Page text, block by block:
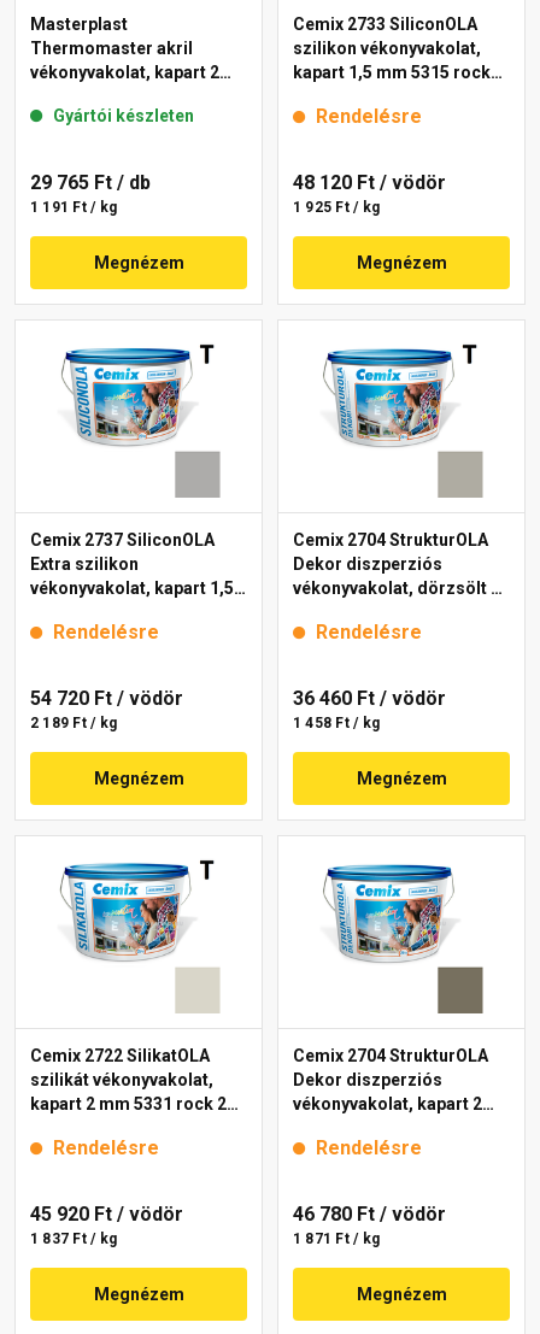
Masterplast
Thermomaster akril
vékonyvakolat, kapart 2
Gyártói készleten
29 765 Ft / db
1 191 Ft / kg
Megnézem
Cemix 2733 SiliconOLA
szilikon vékonyvakolat,
kapart 1,5 mm 5315 rock
Rendelésre
48 120 Ft / vödör
1 925 Ft / kg
Megnézem
Cemix 2737 SiliconOLA
Extra szilikon
vékonyvakolat, kapart 1,5
Rendelésre
54 720 Ft / vödör
2 189 Ft / kg
Megnézem
Cemix 2704 StrukturOLA
Dekor diszperziós
vékonyvakolat, dörzsölt 2
Rendelésre
36 460 Ft / vödör
1 458 Ft / kg
Megnézem
Cemix 2722 SilikatOLA
szilikát vékonyvakolat,
kapart 2 mm 5331 rock 25
Rendelésre
45 920 Ft / vödör
1 837 Ft / kg
Megnézem
Cemix 2704 StrukturOLA
Dekor diszperziós
vékonyvakolat, kapart 2
Rendelésre
46 780 Ft / vödör
1 871 Ft / kg
Megnézem